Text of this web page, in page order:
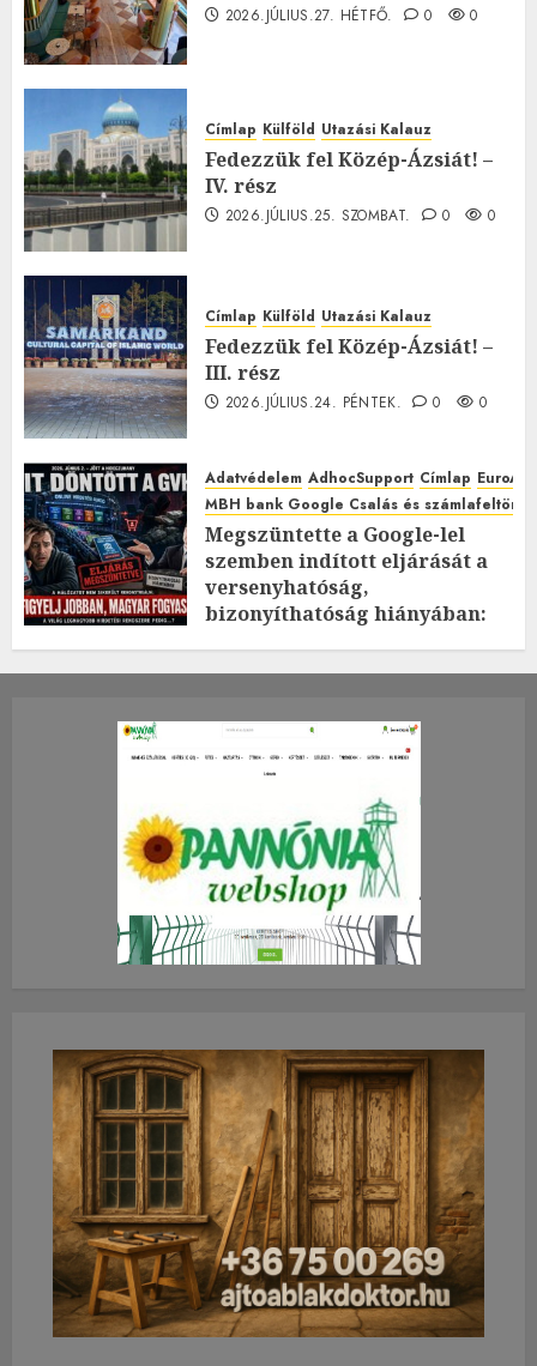
2026.JÚLIUS.27. HÉTFŐ. 0 0
Címlap Külföld Utazási Kalauz
Fedezzük fel Közép-Ázsiát! –
IV. rész
2026.JÚLIUS.25. SZOMBAT. 0 0
Címlap Külföld Utazási Kalauz
Fedezzük fel Közép-Ázsiát! –
III. rész
2026.JÚLIUS.24. PÉNTEK. 0 0
Adatvédelem AdhocSupport Címlap
MBH bank Google Csalás és
Megszüntette a Google-lel
szemben indított eljárását a
versenyhatóság,
bizonyíthatóság hiányában:
2026.JÚLIUS.23. CSÜTÖRTÖK.
0